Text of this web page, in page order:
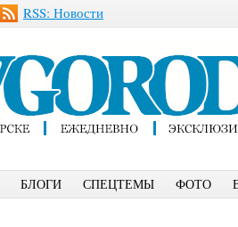
RSS: Новости
БЛОГИ СПЕЦТЕМЫ ФОТО